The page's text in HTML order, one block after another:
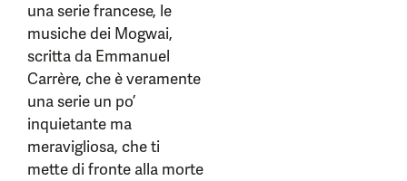
una serie francese, le
musiche dei Mogwai,
scritta da Emmanuel
Carrère, che è veramente
una serie un po’
inquietante ma
meravigliosa, che ti
mette di fronte alla morte